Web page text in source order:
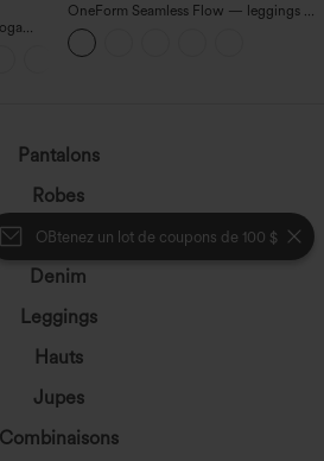
OBtenez un lot de coupons de 100 $
OneForm Seamless Flow — leggings de
yoga sans coutures, taille mi-haute, effet
gainant pour le ventre et liftant pour les
fesses
Pantalons
Robes
et cyclistes
Denim
Leggings
Hauts
Jupes
Combinaisons